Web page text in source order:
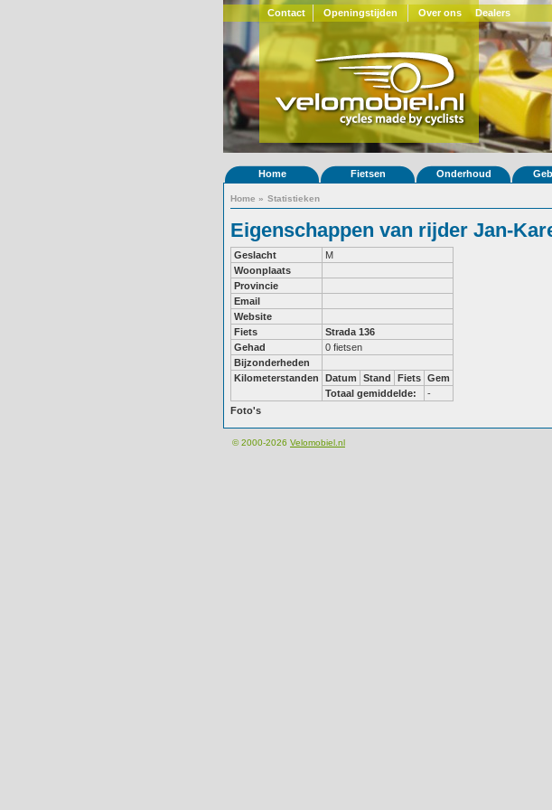
Contact Openingstijden Over ons Dealers
Home Fietsen Onderhoud
Home » Statistieken
Eigenschappen van rijder Jan-
Geslacht
M
Woonplaats
Provincie
Email
Website
Fiets
Strada 136
Gehad
0 fietsen
Bijzonderheden
Kilometerstanden
Datum Stand Fiets Gem
Totaal gemiddelde:
-
Foto's
© 2000-2026 Velomobiel.nl